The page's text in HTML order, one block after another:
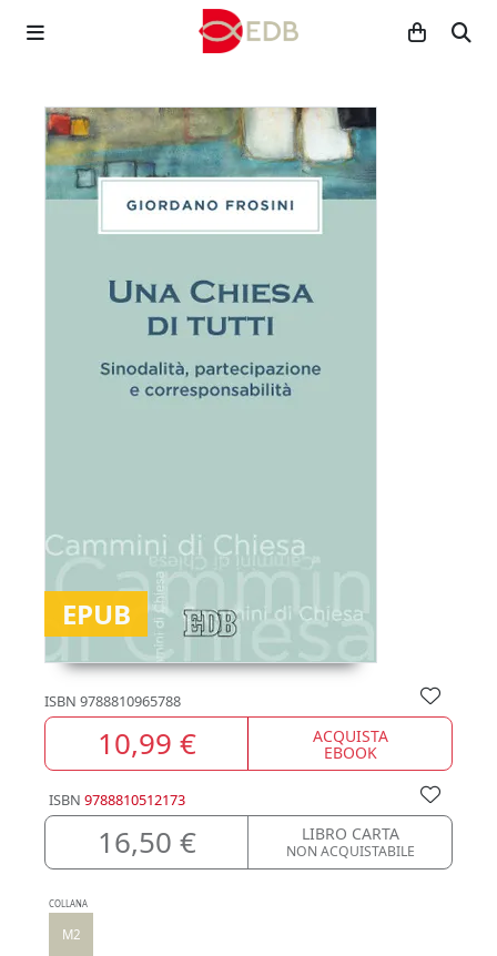
EPUB
ISBN 9788810965788
10,99 € ACQUISTA
EBOOK
ISBN 9788810512173
16,50 € LIBRO CARTA
NON ACQUISTABILE
COLLANA
M2